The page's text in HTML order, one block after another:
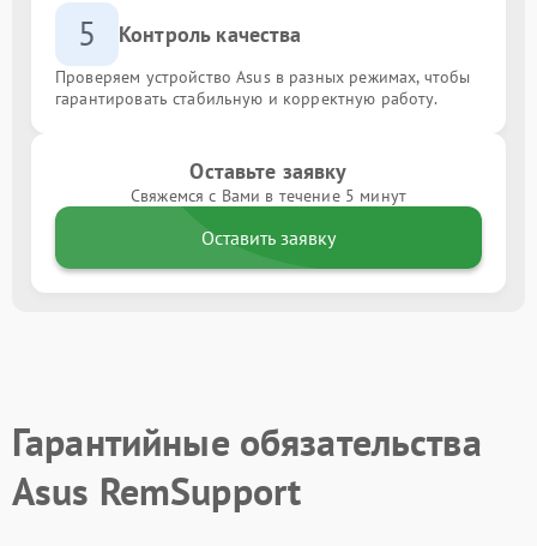
5 Контроль качества
Проверяем устройство Asus в разных режимах, чтобы
гарантировать стабильную и корректную работу.
Оставьте заявку
Свяжемся с Вами в течение 5 минут
Оставить заявку
Гарантийные обязательства
Asus RemSupport